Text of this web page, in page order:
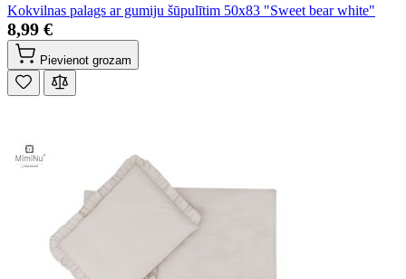
Kokvilnas palags ar gumiju šūpulītim 50x83 "Sweet bear white"
8,99 €
Pievienot grozam